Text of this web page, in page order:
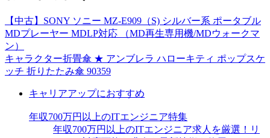
【中古】SONY ソニー MZ-E909（S) シルバー系 ポータブル
MDプレーヤー MDLP対応 （MD再生専用機/MDウォークマ
ン）
キャラクター折畳傘 ★ アンブレラ ハローキティ ポップスケ
ッチ 折りたたみ傘 90359
キャリアアップにおすすめ
年収700万円以上のITエンジニア特集
年収700万円以上のITエンジニア求人を厳選！リ